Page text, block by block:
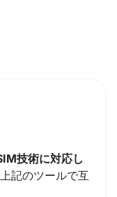
技術に対応し
記のツールで互